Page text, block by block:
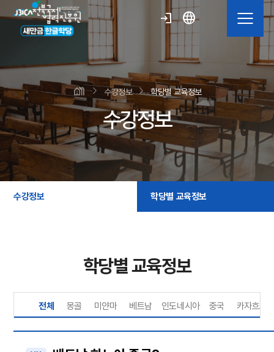
login language
수강정보 학당별 교육정보
수강정보
수강정보 학당별 교육정보
학당별 교육정보
전체 몽골 미얀마 베트남 인도네시아 중국 카자흐스